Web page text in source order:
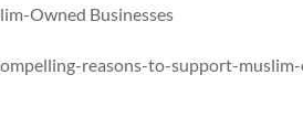
Owned Businesses
reasons-to-support-